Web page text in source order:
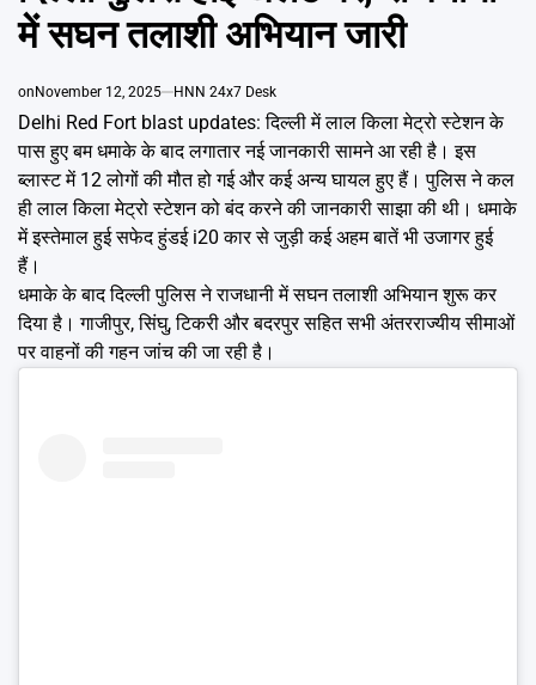
में सघन तलाशी अभियान जारी
onNovember 12, 2025 HNN 24x7 Desk
Delhi Red Fort blast updates: दिल्ली में लाल किला मेट्रो स्टेशन के
पास हुए बम धमाके के बाद लगातार नई जानकारी सामने आ रही है। इस
ब्लास्ट में 12 लोगों की मौत हो गई और कई अन्य घायल हुए हैं। पुलिस ने कल
ही लाल किला मेट्रो स्टेशन को बंद करने की जानकारी साझा की थी। धमाके
में इस्तेमाल हुई सफेद हुंडई i20 कार से जुड़ी कई अहम बातें भी उजागर हुई
हैं।
धमाके के बाद दिल्ली पुलिस ने राजधानी में सघन तलाशी अभियान शुरू कर
दिया है। गाजीपुर, सिंघु, टिकरी और बदरपुर सहित सभी अंतरराज्यीय सीमाओं
पर वाहनों की गहन जांच की जा रही है।